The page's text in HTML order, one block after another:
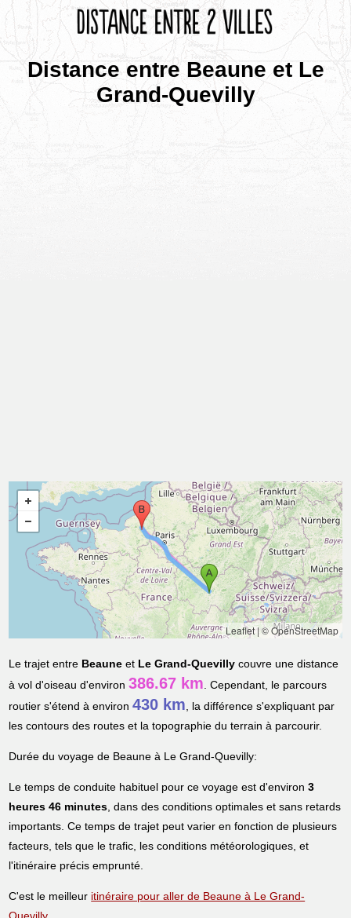
Distance entre Beaune et Le
Grand-Quevilly
Leaflet|© OpenStreetMap
Le trajet entre Beaune et Le Grand-Quevilly couvre une distance
à vol d'oiseau d'environ386.67 km. Cependant, le parcours
routier s'étend à environ430 km, la différence s'expliquant par
les contours des routes et la topographie du terrain à parcourir.
Durée du voyage de Beaune à Le Grand-Quevilly:
Le temps de conduite habituel pour ce voyage est d'environ3
heures 46 minutes, dans des conditions optimales et sans retards
importants. Ce temps de trajet peut varier en fonction de plusieurs
facteurs, tels que le trafic, les conditions météorologiques, et
l'itinéraire précis emprunté.
C'est le meilleur itinéraire pour aller de Beaune à Le Grand-